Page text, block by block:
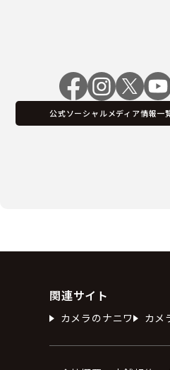
公式ソーシャルメディア情報一
関連サイト
カメラのナニワ カメ